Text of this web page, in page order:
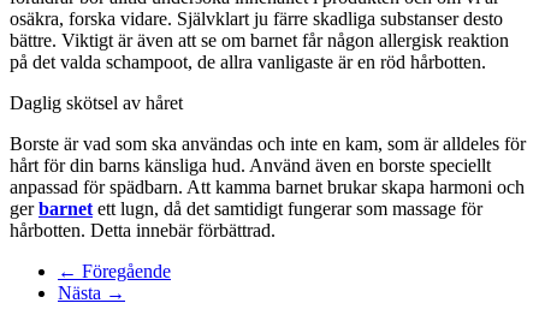
osäkra, forska vidare. Självklart ju färre skadliga substanser desto
bättre. Viktigt är även att se om barnet får någon allergisk reaktion
på det valda schampoot, de allra vanligaste är en röd hårbotten.
Daglig skötsel av håret
Borste är vad som ska användas och inte en kam, som är alldeles för
hårt för din barns känsliga hud. Använd även en borste speciellt
anpassad för spädbarn. Att kamma barnet brukar skapa harmoni och
gerbarnet ett lugn, då det samtidigt fungerar som massage för
hårbotten. Detta innebär förbättrad.
← Föregående
Nästa →